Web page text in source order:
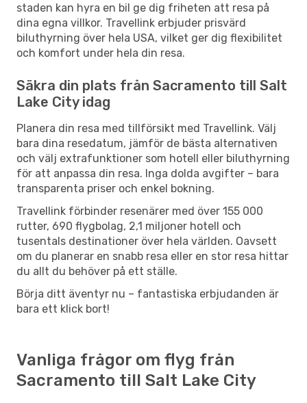
staden kan hyra en bil ge dig friheten att resa på
dina egna villkor. Travellink erbjuder prisvärd
biluthyrning över hela USA, vilket ger dig flexibilitet
och komfort under hela din resa.
Säkra din plats från Sacramento till Salt
Lake City idag
Planera din resa med tillförsikt med Travellink. Välj
bara dina resedatum, jämför de bästa alternativen
och välj extrafunktioner som hotell eller biluthyrning
för att anpassa din resa. Inga dolda avgifter – bara
transparenta priser och enkel bokning.
Travellink förbinder resenärer med över 155 000
rutter, 690 flygbolag, 2,1 miljoner hotell och
tusentals destinationer över hela världen. Oavsett
om du planerar en snabb resa eller en stor resa hittar
du allt du behöver på ett ställe.
Börja ditt äventyr nu – fantastiska erbjudanden är
bara ett klick bort!
Vanliga frågor om flyg från
Sacramento till Salt Lake City